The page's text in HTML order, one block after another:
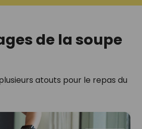
de la soupe
atouts pour le repas du